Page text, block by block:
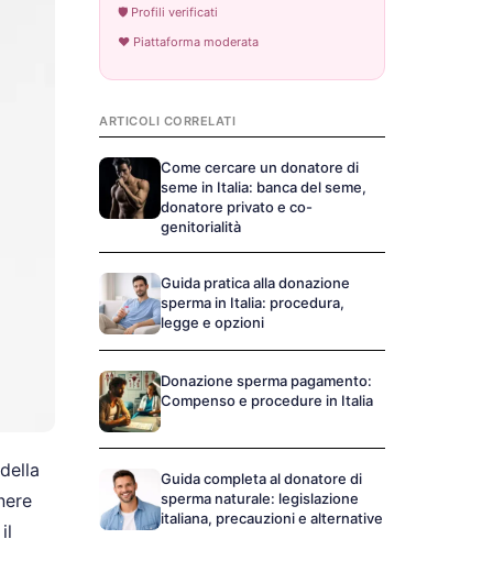
🛡 Profili verificati
♥ Piattaforma moderata
ARTICOLI CORRELATI
Come cercare un donatore di
seme in Italia: banca del seme,
donatore privato e co-
genitorialità
Guida pratica alla donazione
sperma in Italia: procedura,
legge e opzioni
Donazione sperma pagamento:
Compenso e procedure in Italia
Guida completa al donatore di
sperma naturale: legislazione
italiana, precauzioni e alternative